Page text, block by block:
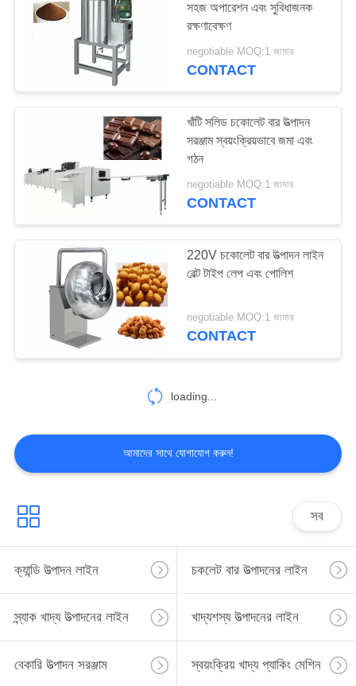
ক্যান্ডি প্যাকেজিং মেশিন
83
চকোলেট প্যাকেজিং মেশিন
প্যাস্ট্রি প্যাকেজিং মেশিন
136
ক্যান্ডি তৈরি মেশিন
124
সহজ অপারেশন এবং সুবিধাজনক
রক্ষণাবেক্ষণ
negotiable MOQ:1 জামায়
CONTACT
খাঁটি সলিড চকোলেট বার উত্পাদন
সরঞ্জাম স্বয়ংক্রিয়ভাবে জমা এবং
গঠন
negotiable MOQ:1 জামায়
CONTACT
220V চকোলেট বার উত্পাদন লাইন
বেল্ট টাইপ লেপ এবং পোলিশ
negotiable MOQ:1 জামায়
CONTACT
loading...
আমাদের সাথে যোগাযোগ করুন!
সব
ক্যান্ডি উত্পাদন লাইন চকলেট বার উত্পাদনের লাইন
স্ন্যাক খাদ্য উত্পাদনের লাইন খাদ্যশস্য উত্পাদনের লাইন
বেকারি উত্পাদন সরঞ্জাম স্বয়ংক্রিয় খাদ্য প্যাকিং মেশিন